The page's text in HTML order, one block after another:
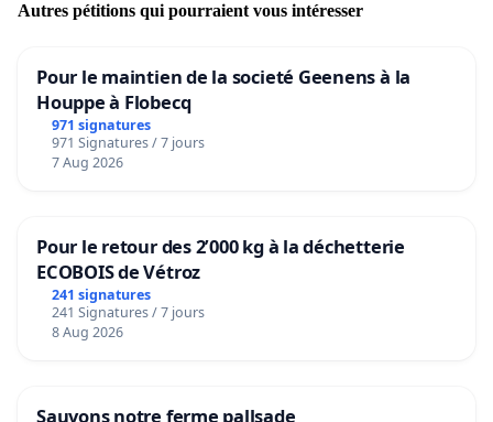
Autres pétitions qui pourraient vous intéresser
Pour le maintien de la societé Geenens à la
Houppe à Flobecq
971 signatures
971 Signatures / 7 jours
7 Aug 2026
Pour le retour des 2’000 kg à la déchetterie
ECOBOIS de Vétroz
241 signatures
241 Signatures / 7 jours
8 Aug 2026
Sauvons notre ferme pallsade